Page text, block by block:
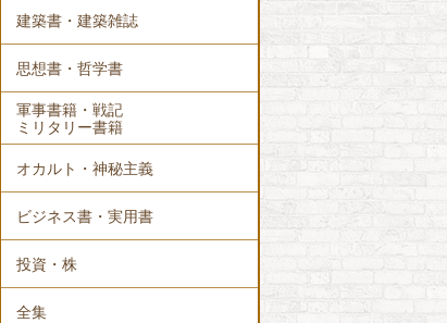
建築書・建築雑誌
思想書・哲学書
軍事書籍・戦記
ミリタリー書籍
オカルト・神秘主義
ビジネス書・実用書
投資・株
全集